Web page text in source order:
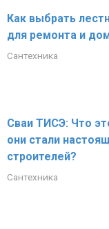
Как выбрать
для ремонта и
Сантехника
Сваи ТИСЭ: Что
они стали
строителей?
Сантехника